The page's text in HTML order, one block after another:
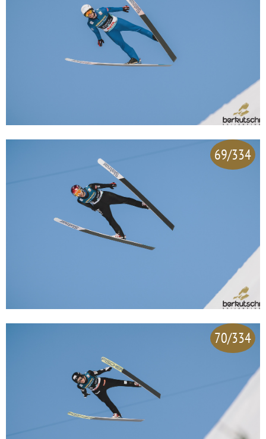
69/334
70/334